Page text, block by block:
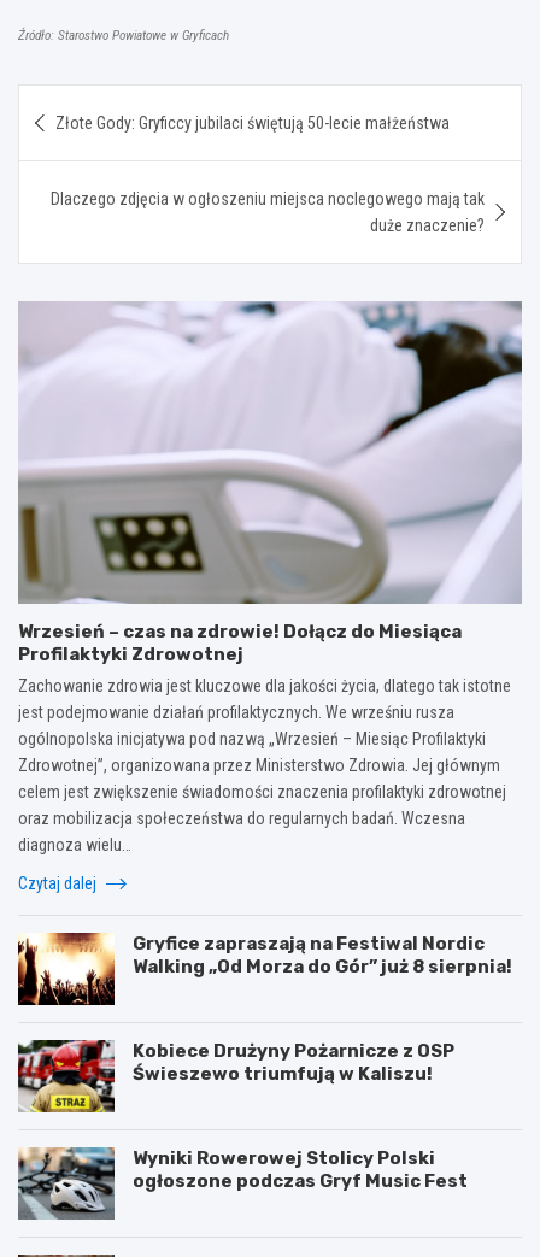
Źródło: Starostwo Powiatowe w Gryficach
wpisu
Złote Gody: Gryficcy jubilaci świętują 50-lecie małżeństwa
Dlaczego zdjęcia w ogłoszeniu miejsca noclegowego mają tak
duże znaczenie?
Wrzesień – czas na zdrowie! Dołącz do Miesiąca
Profilaktyki Zdrowotnej
Zachowanie zdrowia jest kluczowe dla jakości życia, dlatego tak istotne
jest podejmowanie działań profilaktycznych. We wrześniu rusza
ogólnopolska inicjatywa pod nazwą „Wrzesień – Miesiąc Profilaktyki
Zdrowotnej”, organizowana przez Ministerstwo Zdrowia. Jej głównym
celem jest zwiększenie świadomości znaczenia profilaktyki zdrowotnej
oraz mobilizacja społeczeństwa do regularnych badań. Wczesna
diagnoza wielu…
Czytaj dalej
Gryfice zapraszają na Festiwal Nordic
Walking „Od Morza do Gór” już 8 sierpnia!
Kobiece Drużyny Pożarnicze z OSP
Świeszewo triumfują w Kaliszu!
Wyniki Rowerowej Stolicy Polski
ogłoszone podczas Gryf Music Fest